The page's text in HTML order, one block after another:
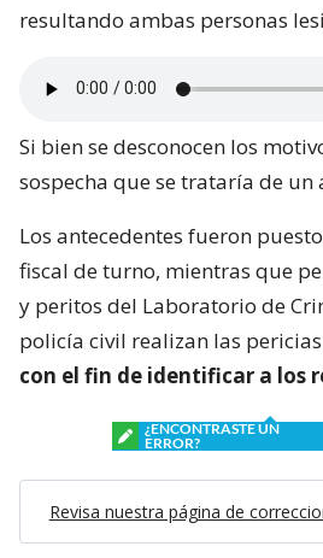
resultando ambas personas
Si bien se desconocen los
sospecha que se trataría de un
Los antecedentes fueron
fiscal de turno, mientras que
y peritos del Laboratorio de
policía civil realizan las pericias
con el fin de identificar a los
¿ENCONTRASTE UN
ERROR?
Revisa nuestra página de